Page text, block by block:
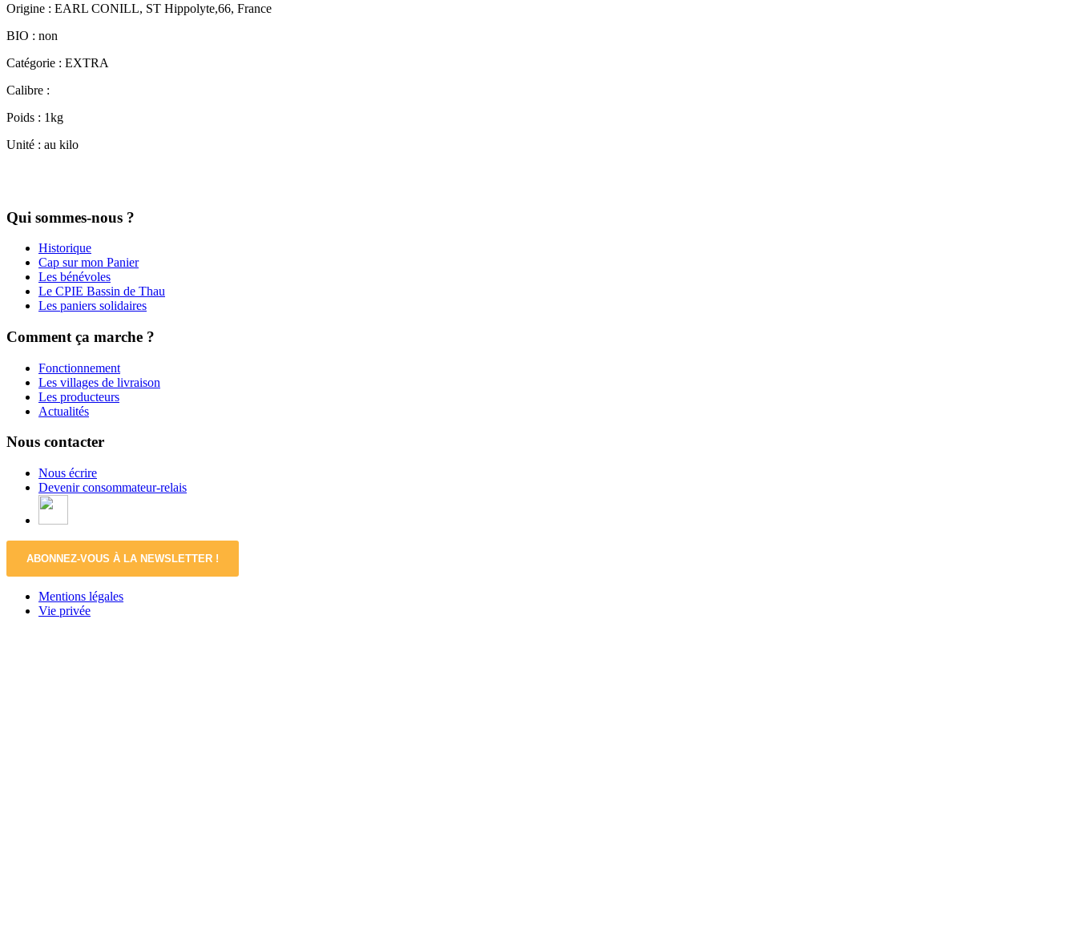
Origine : EARL CONILL, ST Hippolyte,66, France
BIO : non
Catégorie : EXTRA
Calibre :
Poids : 1kg
Unité : au kilo
Qui sommes-nous ?
Historique
Cap sur mon Panier
Les bénévoles
Le CPIE Bassin de Thau
Les paniers solidaires
Comment ça marche ?
Fonctionnement
Les villages de livraison
Les producteurs
Actualités
Nous contacter
Nous écrire
Devenir consommateur-relais
ABONNEZ-VOUS À LA NEWSLETTER !
Mentions légales
Vie privée